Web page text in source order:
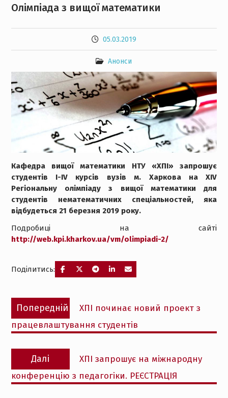
Олімпіада з вищої математики
05.03.2019
Анонси
Кафедра вищої математики НТУ «ХПІ» запрошує
студентів I-IV курсів вузів м. Харкова на XIV
Регіональну олімпіаду з вищої математики для
студентів нематематичних спеціальностей, яка
відбудеться 21 березня 2019 року.
Подробиці на сайті
http://web.kpi.kharkov.ua/vm/olimpiadi-2/
Поділитись:
Навігація
записів
Попередній
запис:
ХПІ починає новий проект з
працевлаштування студентів
Далі
запис:
ХПІ запрошує на міжнародну
конференцію з педагогіки. РЕЄСТРАЦІЯ